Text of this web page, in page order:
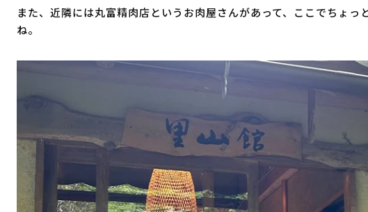
また、近隣には丸富精肉店というお肉屋さんがあって、ここでちょ
ね。